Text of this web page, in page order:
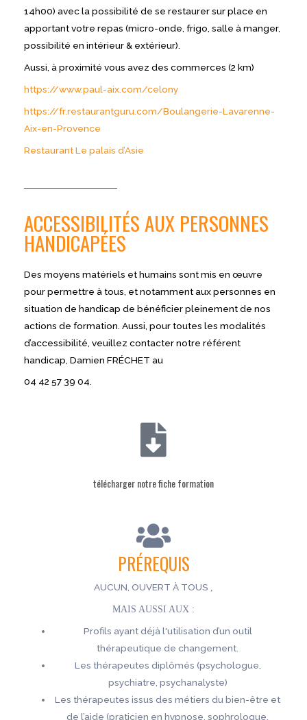
14h00) avec la possibilité de se restaurer sur place en
apportant votre repas (micro-onde, frigo, salle à manger,
possibilité en intérieur & extérieur).
Aussi, à proximité vous avez des commerces (2 km)
https://www.paul-aix.com/celony
https://fr.restaurantguru.com/Boulangerie-Lavarenne-
Aix-en-Provence
Restaurant Le palais d’Asie
ACCESSIBILITÉS AUX PERSONNES
HANDICAPÉES
Des moyens matériels et humains sont mis en œuvre
pour permettre à tous, et notamment aux personnes en
situation de handicap de bénéficier pleinement de nos
actions de formation. Aussi, pour toutes les modalités
d’accessibilité, veuillez contacter notre référent
handicap, Damien FRÉCHET au
04 42 57 39 04.
télécharger notre fiche formation
PRÉREQUIS
AUCUN, OUVERT À TOUS ,
MAIS AUSSI AUX :
Profils ayant déjà l'utilisation d’un outil
thérapeutique de changement.
Les thérapeutes diplômés (psychologue,
psychiatre, psychanalyste)
Les thérapeutes issus des métiers du bien-être et
de l’aide (praticien en hypnose, sophrologue,